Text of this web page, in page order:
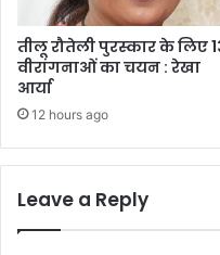
तीलू रौतेली पुरस्कार के लिए
वीरांगनाओं का चयन : रेखा
आर्या
12 hours ago
Leave a Reply